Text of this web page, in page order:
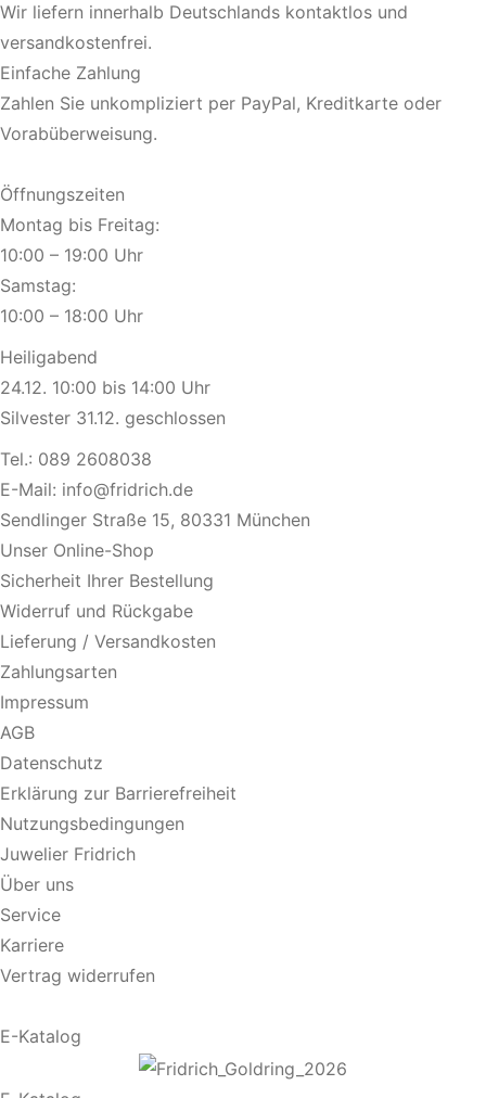
Wir liefern innerhalb Deutschlands kontaktlos und
versandkostenfrei.
Einfache Zahlung
Zahlen Sie unkompliziert per PayPal, Kreditkarte oder
Vorabüberweisung.
Öffnungszeiten
Montag bis Freitag:
10:00 – 19:00 Uhr
Samstag:
10:00 – 18:00 Uhr
Heiligabend
24.12. 10:00 bis 14:00 Uhr
Silvester 31.12. geschlossen
Tel.: 089 2608038
E-Mail: info@fridrich.de
Sendlinger Straße 15, 80331 München
Unser Online-Shop
Sicherheit Ihrer Bestellung
Widerruf und Rückgabe
Lieferung / Versandkosten
Zahlungsarten
Impressum
AGB
Datenschutz
Erklärung zur Barrierefreiheit
Nutzungsbedingungen
Juwelier Fridrich
Über uns
Service
Karriere
Vertrag widerrufen
E-Katalog